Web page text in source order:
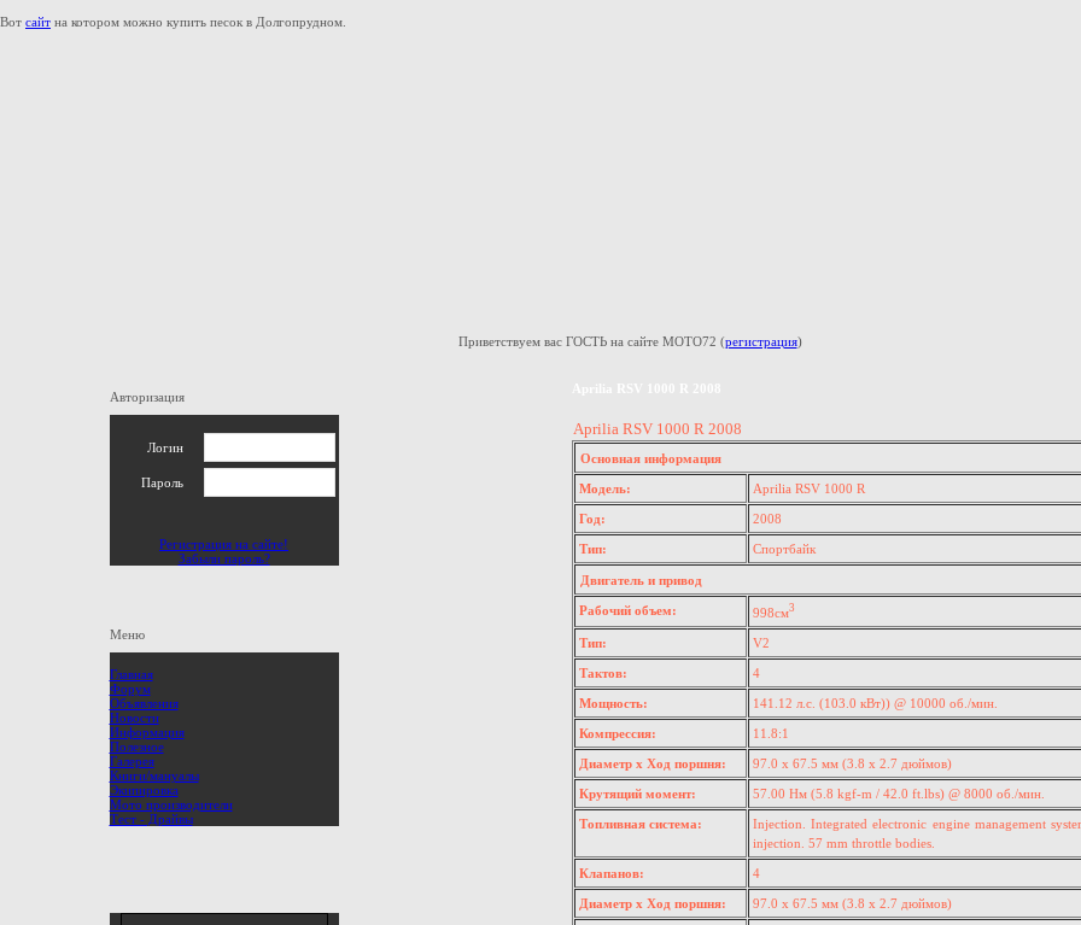
Вот сайт на котором можно купить песок в Долгопрудном.
Приветствуем вас ГОСТЬ на сайте МОТО72 (регистрация)
Авторизация
Логин
Пароль
Регистрация на сайте!
Забыли пароль?
Меню
Главная
Форум
Объявления
Новости
Информация
Полезное
Галерея
Книги/мануалы
Экипировка
Мото производители
Тест - Драйвы
Aprilia RSV 1000 R 2008
Основная информация
Модель: Aprilia RSV 1000 R
Год: 2008
Тип: Спортбайк
Двигатель и привод
Рабочий объем: 998см3
Тип: V2
Тактов: 4
Мощность: 141.12 л.с. (103.0 кВт)) @ 10000 об./мин.
Компрессия: 11.8:1
Диаметр х Ход поршня: 97.0 x 67.5 мм (3.8 x 2.7 дюймов)
Крутящий момент: 57.00 Нм (5.8 kgf-m / 42.0 ft.lbs) @ 8000 об./мин.
Топливная система:
Injection. Integrated electronic engine management
injection. 57 mm throttle bodies.
Клапанов: 4
Диаметр х Ход поршня: 97.0 x 67.5 мм (3.8 x 2.7 дюймов)